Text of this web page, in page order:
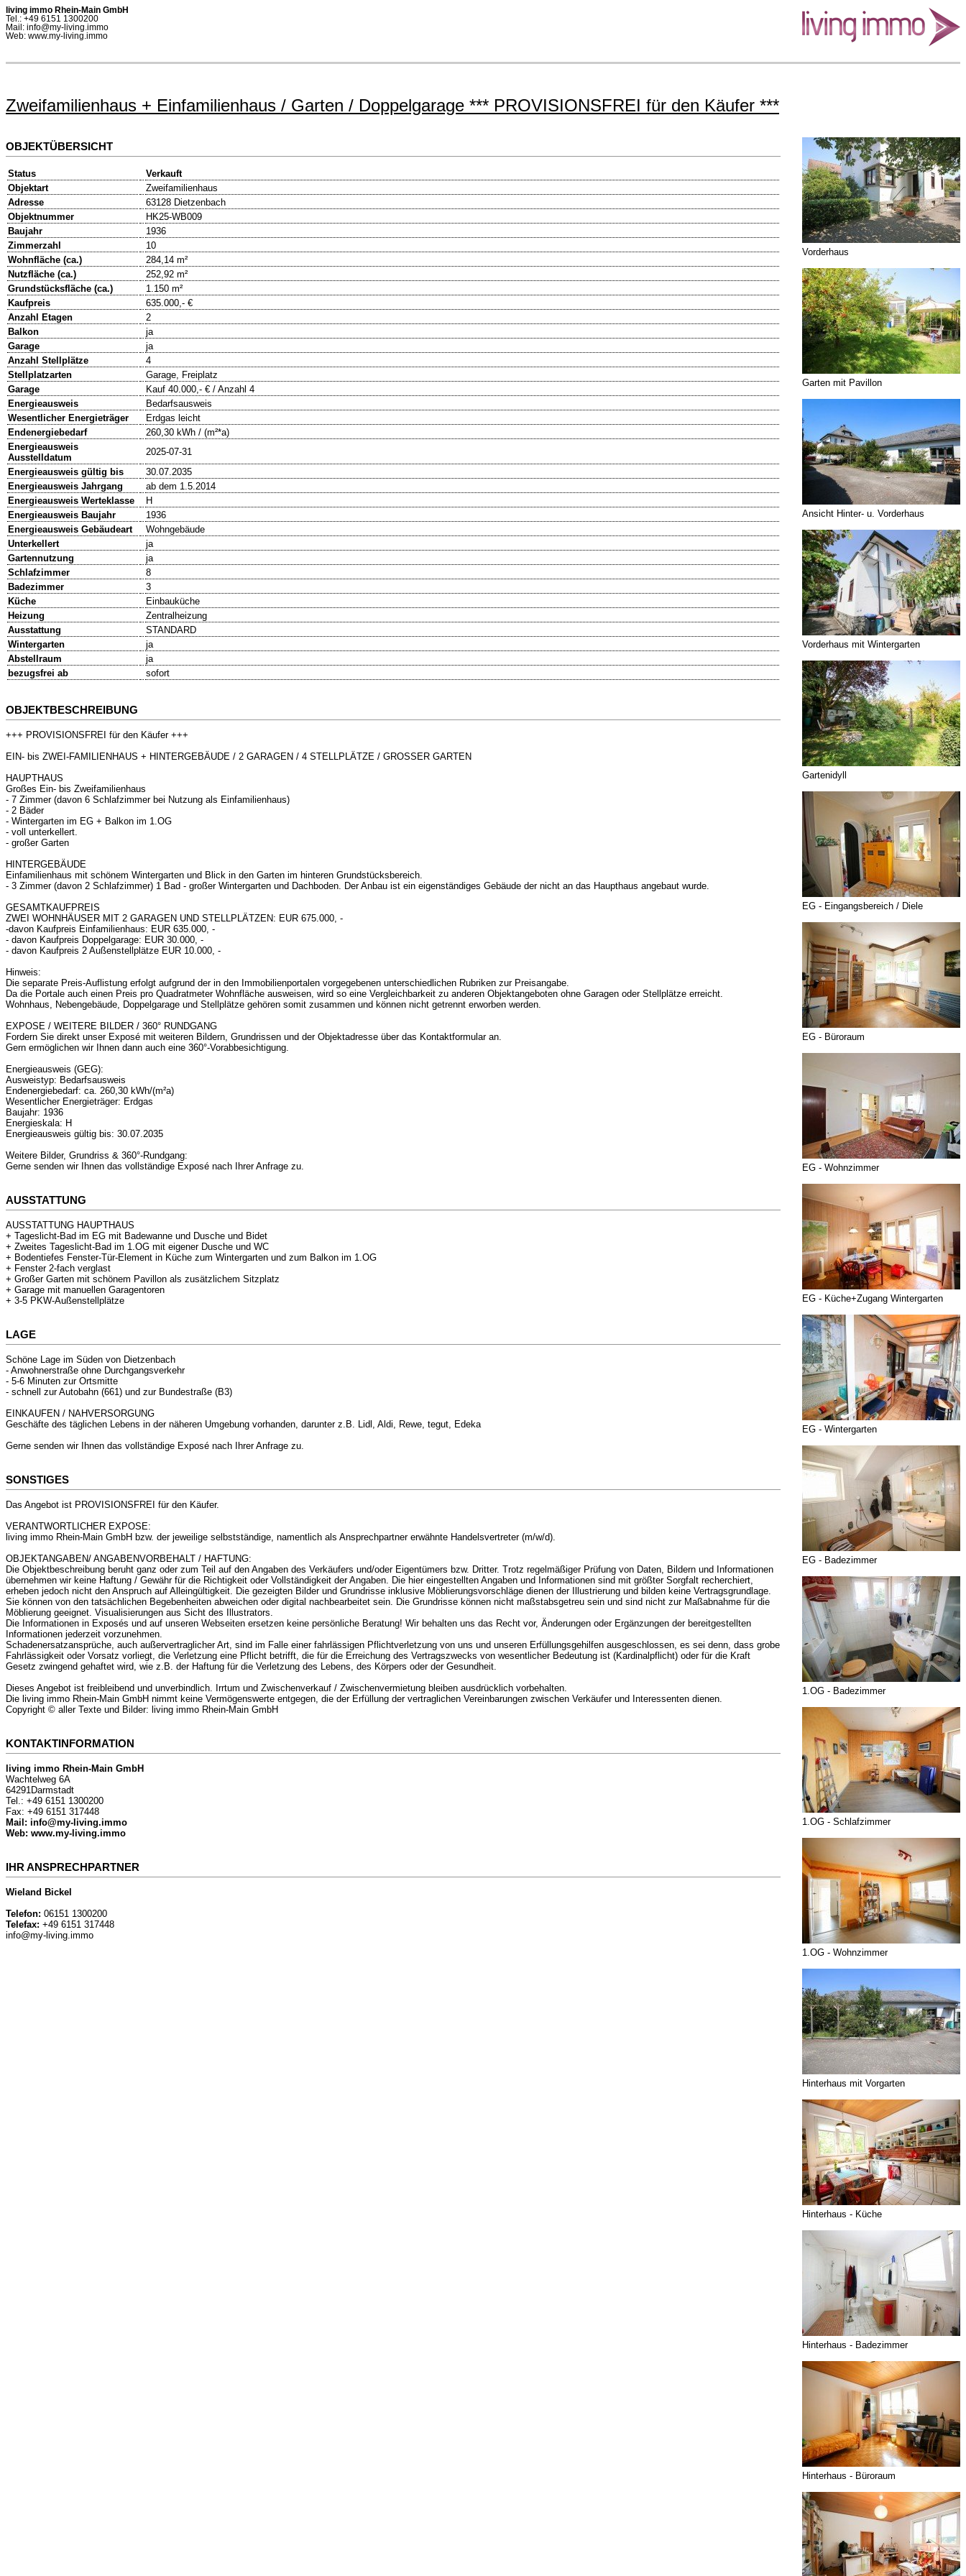
living immo Rhein-Main GmbH
Tel.: +49 6151 1300200
Mail: info@my-living.immo
Web: www.my-living.immo
Zweifamilienhaus + Einfamilienhaus / Garten / Doppelgarage *** PROVISIONSFREI für den Käufer ***
OBJEKTÜBERSICHT
Status
Verkauft
Objektart
Zweifamilienhaus
Adresse
63128 Dietzenbach
Objektnummer
HK25-WB009
Baujahr
1936
Zimmerzahl
10
Wohnfläche (ca.)
284,14 m²
Nutzfläche (ca.)
252,92 m²
Grundstücksfläche (ca.)
1.150 m²
Kaufpreis
635.000,- €
Anzahl Etagen
2
Balkon
ja
Garage
ja
Anzahl Stellplätze
4
Stellplatzarten
Garage, Freiplatz
Garage
Kauf 40.000,- € / Anzahl 4
Energieausweis
Bedarfsausweis
Wesentlicher Energieträger
Erdgas leicht
Endenergiebedarf
260,30 kWh / (m²*a)
Energieausweis
Ausstelldatum
2025-07-31
Energieausweis gültig bis
30.07.2035
Energieausweis Jahrgang
ab dem 1.5.2014
Energieausweis Werteklasse
H
Energieausweis Baujahr
1936
Energieausweis Gebäudeart
Wohngebäude
Unterkellert
ja
Gartennutzung
ja
Schlafzimmer
8
Badezimmer
3
Küche
Einbauküche
Heizung
Zentralheizung
Ausstattung
STANDARD
Wintergarten
ja
Abstellraum
ja
bezugsfrei ab
sofort
OBJEKTBESCHREIBUNG
+++ PROVISIONSFREI für den Käufer +++
EIN- bis ZWEI-FAMILIENHAUS + HINTERGEBÄUDE / 2 GARAGEN / 4 STELLPLÄTZE / GROSSER GARTEN
HAUPTHAUS
Großes Ein- bis Zweifamilienhaus
- 7 Zimmer (davon 6 Schlafzimmer bei Nutzung als Einfamilienhaus)
- 2 Bäder
- Wintergarten im EG + Balkon im 1.OG
- voll unterkellert.
- großer Garten
HINTERGEBÄUDE
Einfamilienhaus mit schönem Wintergarten und Blick in den Garten im hinteren Grundstücksbereich.
- 3 Zimmer (davon 2 Schlafzimmer) 1 Bad - großer Wintergarten und Dachboden. Der Anbau ist ein eigenständiges Gebäude der nicht an das Haupthaus angebaut wurde.
GESAMTKAUFPREIS
ZWEI WOHNHÄUSER MIT 2 GARAGEN UND STELLPLÄTZEN: EUR 675.000, -
-davon Kaufpreis Einfamilienhaus: EUR 635.000, -
- davon Kaufpreis Doppelgarage: EUR 30.000, -
- davon Kaufpreis 2 Außenstellplätze EUR 10.000, -
Hinweis:
Die separate Preis-Auflistung erfolgt aufgrund der in den Immobilienportalen vorgegebenen unterschiedlichen Rubriken zur Preisangabe.
Da die Portale auch einen Preis pro Quadratmeter Wohnfläche ausweisen, wird so eine Vergleichbarkeit zu anderen Objektangeboten ohne Garagen oder Stellplätze erreicht.
Wohnhaus, Nebengebäude, Doppelgarage und Stellplätze gehören somit zusammen und können nicht getrennt erworben werden.
EXPOSE / WEITERE BILDER / 360° RUNDGANG
Fordern Sie direkt unser Exposé mit weiteren Bildern, Grundrissen und der Objektadresse über das Kontaktformular an.
Gern ermöglichen wir Ihnen dann auch eine 360°-Vorabbesichtigung.
Energieausweis (GEG):
Ausweistyp: Bedarfsausweis
Endenergiebedarf: ca. 260,30 kWh/(m²a)
Wesentlicher Energieträger: Erdgas
Baujahr: 1936
Energieskala: H
Energieausweis gültig bis: 30.07.2035
Weitere Bilder, Grundriss & 360°-Rundgang:
Gerne senden wir Ihnen das vollständige Exposé nach Ihrer Anfrage zu.
AUSSTATTUNG
AUSSTATTUNG HAUPTHAUS
+ Tageslicht-Bad im EG mit Badewanne und Dusche und Bidet
+ Zweites Tageslicht-Bad im 1.OG mit eigener Dusche und WC
+ Bodentiefes Fenster-Tür-Element in Küche zum Wintergarten und zum Balkon im 1.OG
+ Fenster 2-fach verglast
+ Großer Garten mit schönem Pavillon als zusätzlichem Sitzplatz
+ Garage mit manuellen Garagentoren
+ 3-5 PKW-Außenstellplätze
LAGE
Schöne Lage im Süden von Dietzenbach
- Anwohnerstraße ohne Durchgangsverkehr
- 5-6 Minuten zur Ortsmitte
- schnell zur Autobahn (661) und zur Bundestraße (B3)
EINKAUFEN / NAHVERSORGUNG
Geschäfte des täglichen Lebens in der näheren Umgebung vorhanden, darunter z.B. Lidl, Aldi, Rewe, tegut, Edeka
Gerne senden wir Ihnen das vollständige Exposé nach Ihrer Anfrage zu.
SONSTIGES
Das Angebot ist PROVISIONSFREI für den Käufer.
VERANTWORTLICHER EXPOSE:
living immo Rhein-Main GmbH bzw. der jeweilige selbstständige, namentlich als Ansprechpartner erwähnte Handelsvertreter (m/w/d).
OBJEKTANGABEN/ ANGABENVORBEHALT / HAFTUNG:
Die Objektbeschreibung beruht ganz oder zum Teil auf den Angaben des Verkäufers und/oder Eigentümers bzw. Dritter. Trotz regelmäßiger Prüfung von Daten, Bildern und Informationen
übernehmen wir keine Haftung / Gewähr für die Richtigkeit oder Vollständigkeit der Angaben. Die hier eingestellten Angaben und Informationen sind mit größter Sorgfalt recherchiert,
erheben jedoch nicht den Anspruch auf Alleingültigkeit. Die gezeigten Bilder und Grundrisse inklusive Möblierungsvorschläge dienen der Illustrierung und bilden keine Vertragsgrundlage.
Sie können von den tatsächlichen Begebenheiten abweichen oder digital nachbearbeitet sein. Die Grundrisse können nicht maßstabsgetreu sein und sind nicht zur Maßabnahme für die
Möblierung geeignet. Visualisierungen aus Sicht des Illustrators.
Die Informationen in Exposés und auf unseren Webseiten ersetzen keine persönliche Beratung! Wir behalten uns das Recht vor, Änderungen oder Ergänzungen der bereitgestellten
Informationen jederzeit vorzunehmen.
Schadenersatzansprüche, auch außervertraglicher Art, sind im Falle einer fahrlässigen Pflichtverletzung von uns und unseren Erfüllungsgehilfen ausgeschlossen, es sei denn, dass grobe
Fahrlässigkeit oder Vorsatz vorliegt, die Verletzung eine Pflicht betrifft, die für die Erreichung des Vertragszwecks von wesentlicher Bedeutung ist (Kardinalpflicht) oder für die Kraft
Gesetz zwingend gehaftet wird, wie z.B. der Haftung für die Verletzung des Lebens, des Körpers oder der Gesundheit.
Dieses Angebot ist freibleibend und unverbindlich. Irrtum und Zwischenverkauf / Zwischenvermietung bleiben ausdrücklich vorbehalten.
Die living immo Rhein-Main GmbH nimmt keine Vermögenswerte entgegen, die der Erfüllung der vertraglichen Vereinbarungen zwischen Verkäufer und Interessenten dienen.
Copyright © aller Texte und Bilder: living immo Rhein-Main GmbH
KONTAKTINFORMATION
living immo Rhein-Main GmbH
Wachtelweg 6A
64291Darmstadt
Tel.: +49 6151 1300200
Fax: +49 6151 317448
Mail: info@my-living.immo
Web: www.my-living.immo
IHR ANSPRECHPARTNER
Wieland Bickel
Telefon: 06151 1300200
Telefax: +49 6151 317448
info@my-living.immo
Vorderhaus
Garten mit Pavillon
Ansicht Hinter- u. Vorderhaus
Vorderhaus mit Wintergarten
Gartenidyll
EG - Eingangsbereich / Diele
EG - Büroraum
EG - Wohnzimmer
EG - Küche+Zugang Wintergarten
EG - Wintergarten
EG - Badezimmer
1.OG - Badezimmer
1.OG - Schlafzimmer
1.OG - Wohnzimmer
Hinterhaus mit Vorgarten
Hinterhaus - Küche
Hinterhaus - Badezimmer
Hinterhaus - Büroraum